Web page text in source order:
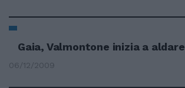
Gaia, Valmontone inizia a aldare
06/12/2009